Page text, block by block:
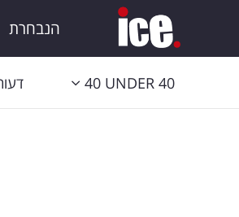
הנבחרת
40 UNDER 40